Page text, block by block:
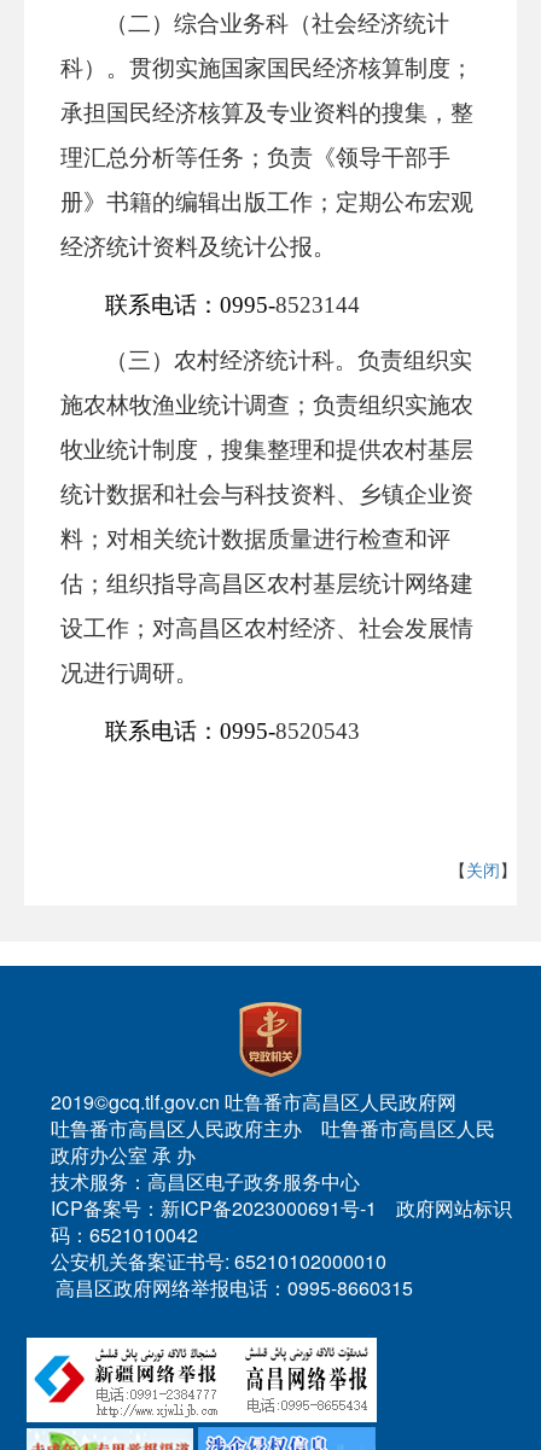
（二）综合业务科（社会经济统计
科）。 贯彻实施国家国民经济核算制度；
承担国民经济核算及专业资料的搜集，整
理汇总分析等任务；负责《领导干部手
册》书籍的编辑出版工作；定期公布宏观
经济统计资料及统计公报。
联系电话：0995-8523144
（三）农村经济统计科。负责组织实
施农林牧渔业统计调查；负责组织实施农
牧业统计制度，搜集整理和提供农村基层
统计数据和社会与科技资料、乡镇企业资
料；对相关统计数据质量进行检查和评
估；组织指导高昌区农村基层统计网络建
设工作；对高昌区农村经济、社会发展情
况进行调研。
联系电话：0995-8520543
【关闭】
2019©gcq.tlf.gov.cn 吐鲁番市高昌区人民政府网
吐鲁番市高昌区人民政府主办 吐鲁番市高昌区人民
政府办公室 承 办
技术服务：高昌区电子政务服务中心
ICP备案号：新ICP备2023000691号-1 政府网站标识
码：6521010042
公安机关备案证书号: 65210102000010
高昌区政府网络举报电话：0995-8660315